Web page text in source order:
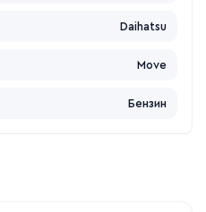
Daihatsu
Move
Бензин